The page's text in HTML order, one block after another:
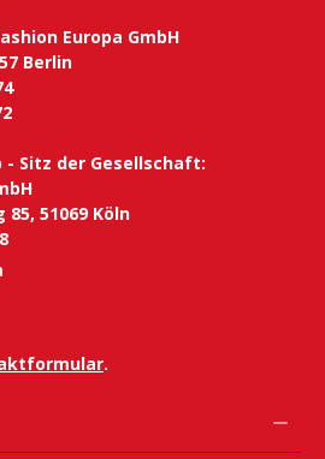
Europa GmbH
Berlin
Sitz der Gesellschaft:
51069 Köln
.